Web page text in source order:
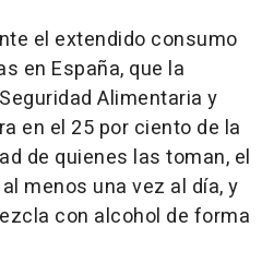
el extendido consumo
en España, que la
Alimentaria y
en el 25 por ciento de la
de quienes las toman, el
menos una vez al día, y
con alcohol de forma